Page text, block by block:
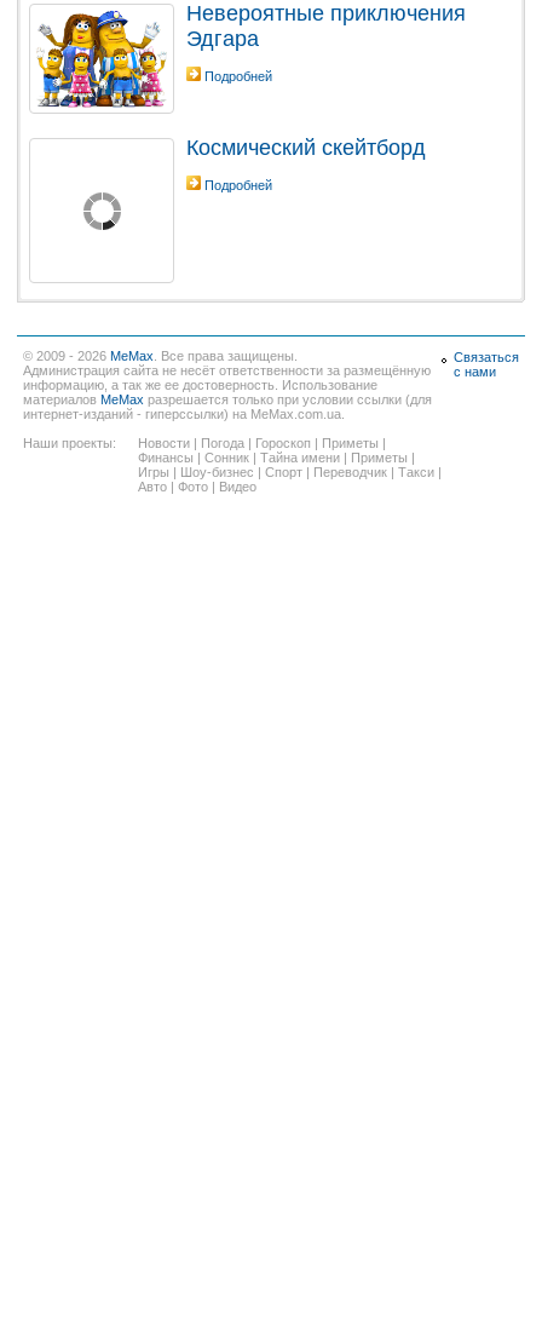
Невероятные приключения
Эдгара
Подробней
Космический скейтборд
Подробней
© 2009 - 2026 MeMax . Все права защищены.
Администрация сайта не несёт ответственности за размещённую
информацию, а так же ее достоверность. Использование
материалов MeMax разрешается только при условии ссылки (для
интернет-изданий - гиперссылки) на MeMax.com.ua.
Наши проекты:
Новости Погода Гороскоп Приметы
Финансы
Сонник Тайна имени Приметы
Игры
Шоу-бизнес Спорт Переводчик Такси
Авто
Фото Видео
Связаться
с нами